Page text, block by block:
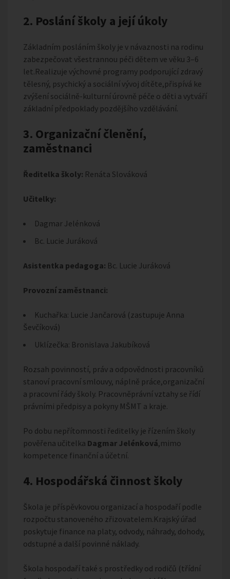
2. Poslání školy a její úkoly
Základním posláním školy je v návaznosti na rodinu
zabezpečovat všestrannou péči dětem ve věku 3–6
let.Realizuje výchovné programy podporující zdravý
tělesný, psychický a sociální vývoj dítěte,přispívá ke
zvýšení sociálně-kulturní úrovně péče o děti a vytváří
základní předpoklady pozdějšího vzdělávání.
3. Organizační členění,
zaměstnanci
Ředitelka školy: Renáta Slováková
Učitelky:
Dagmar Jelénková
Bc. Lucie Juráková
Asistentka pedagoga: Bc. Lucie Juráková
Provozní zaměstnanci:
Kuchařka: Lucie Jančarová (zastupuje Anna
Ševčíková)
Uklízečka: Bronislava Jakubíková
Rozsah povinností, práv a odpovědnosti pracovníků
stanoví pracovní smlouvy, náplně práce,organizační
a pracovní řády školy. Pracovněprávní vztahy se řídí
právními předpisy a pokyny MŠMT a kraje.
Po dobu nepřítomnosti ředitelky je řízením školy
pověřena učitelka Dagmar Jelénková,mimo
kompetence finanční a účetní.
4. Hospodářská činnost školy
Škola je příspěvkovou organizací a hospodaří podle
rozpočtu stanoveného zřizovatelem.Krajský úřad
poskytuje finance na platy, odvody, náhrady, dohody,
odstupné a další povinné náklady.
Škola hospodaří také s prostředky od rodičů (třídní